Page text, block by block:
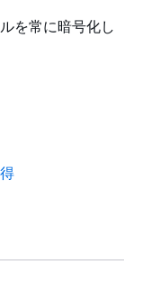
を常に暗号化し